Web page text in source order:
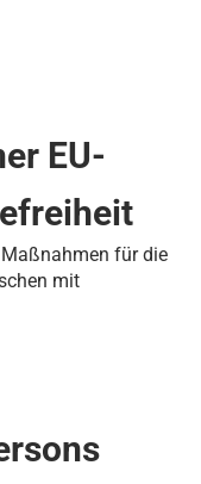
EU-
für die
mit